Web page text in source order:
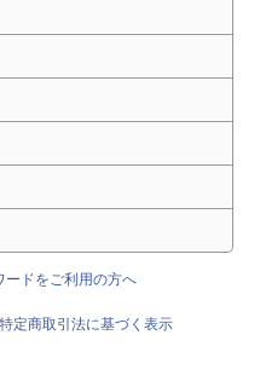
ードをご利用の方へ
特定商取引法に基づく表示